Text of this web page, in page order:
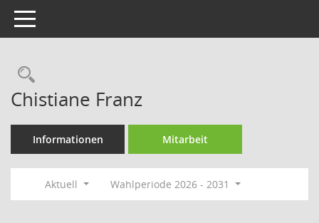
Toggle navigation
Rechercheauswahl
Chistiane Franz
Informationen Mitarbeit
Aktuell Wahlperiode 2026 - 2031